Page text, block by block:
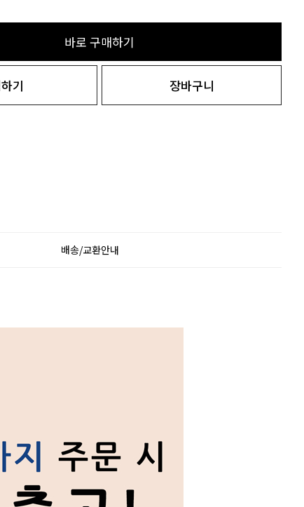
바로 구매하기
기 장바구니
배송/교환안내